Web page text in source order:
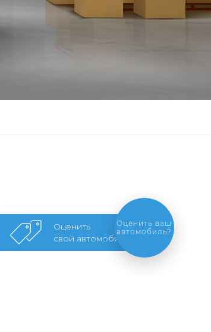
Оценить
свой автомобиль
Оценить ваш
автомобиль?